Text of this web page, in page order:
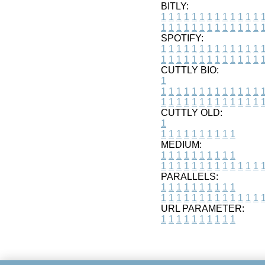
BITLY:
1 1 1 1 1 1 1 1 1 1 1 1 1 1
1 1 1 1 1 1 1 1 1 1 1 1 1 1
SPOTIFY:
1 1 1 1 1 1 1 1 1 1 1 1 1 1
1 1 1 1 1 1 1 1 1 1 1 1 1 1
CUTTLY BIO:
1
1 1 1 1 1 1 1 1 1 1 1 1 1 1
1 1 1 1 1 1 1 1 1 1 1 1 1 1
CUTTLY OLD:
1
1 1 1 1 1 1 1 1 1 1
MEDIUM:
1 1 1 1 1 1 1 1 1 1
1 1 1 1 1 1 1 1 1 1 1 1 1 1
PARALLELS:
1 1 1 1 1 1 1 1 1 1
1 1 1 1 1 1 1 1 1 1 1 1 1 1
URL PARAMETER:
1 1 1 1 1 1 1 1 1 1